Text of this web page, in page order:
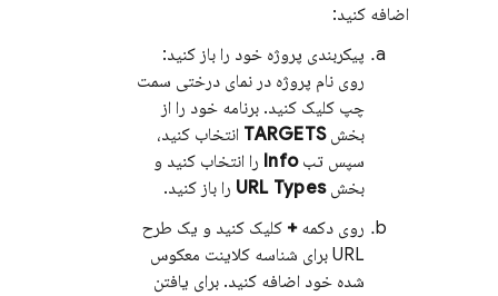
اضافه کنید:
پیکربندی پروژه خود را باز کنید:
روی نام پروژه در نمای درختی سمت
چپ کلیک کنید. برنامه خود را از
بخشTARGETS انتخاب کنید،
سپس تبInfo را انتخاب کنید و
بخشURL Types را باز کنید.
روی دکمه+ کلیک کنید و یک طرح
URL برای شناسه کلاینت معکوس
شده خود اضافه کنید. برای یافتن